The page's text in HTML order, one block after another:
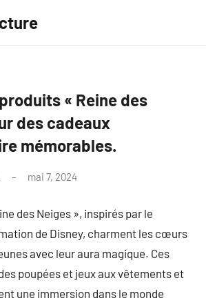
« Reine des
des cadeaux
mémorables.
mai 7, 2024
des Neiges », inspirés par le
de Disney, charment les cœurs
avec leur aura magique. Ces
poupées et jeux aux vêtements et
une immersion dans le monde